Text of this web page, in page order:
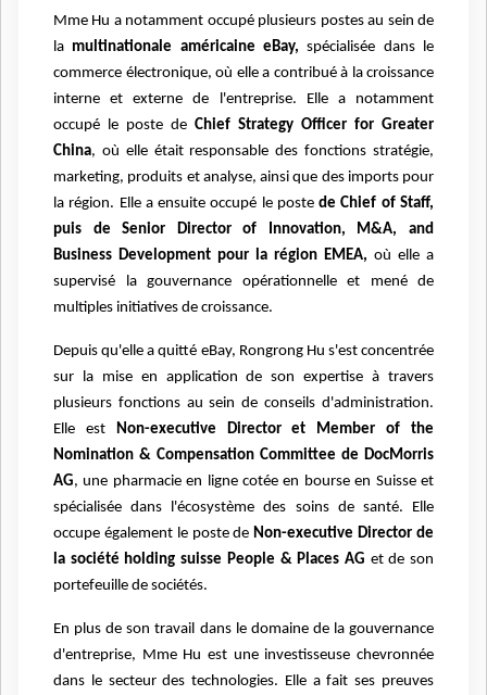
Mme Hu a notamment occupé plusieurs postes au sein de
la multinationale américaine eBay, spécialisée dans le
commerce électronique, où elle a contribué à la croissance
interne et externe de l'entreprise. Elle a notamment
occupé le poste de Chief Strategy Officer for Greater
China, où elle était responsable des fonctions stratégie,
marketing, produits et analyse, ainsi que des imports pour
la région. Elle a ensuite occupé le postede Chief of Staff,
puis de Senior Director of Innovation, M&A, and
Business Development pour la région EMEA, où elle a
supervisé la gouvernance opérationnelle et mené de
multiples initiatives de croissance.
Depuis qu'elle a quitté eBay, Rongrong Hu s'est concentrée
sur la mise en application de son expertise à travers
plusieurs fonctions au sein de conseils d'administration.
Elle est
Non-executive Director et Member of the
Nomination & Compensation Committee de DocMorris
AG, une pharmacie en ligne cotée en bourse en Suisse et
spécialisée dans l'écosystème des soins de santé. Elle
occupe également le poste de Non-executive Director de
la société holding suisse People & Places AG et de son
portefeuille de sociétés.
En plus de son travail dans le domaine de la gouvernance
d'entreprise, Mme Hu est une investisseuse chevronnée
dans le secteur des technologies. Elle a fait ses preuves